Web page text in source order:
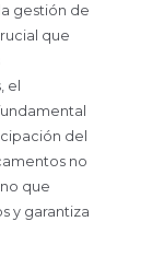
gestión de
que
el
del
no
que
y garantiza